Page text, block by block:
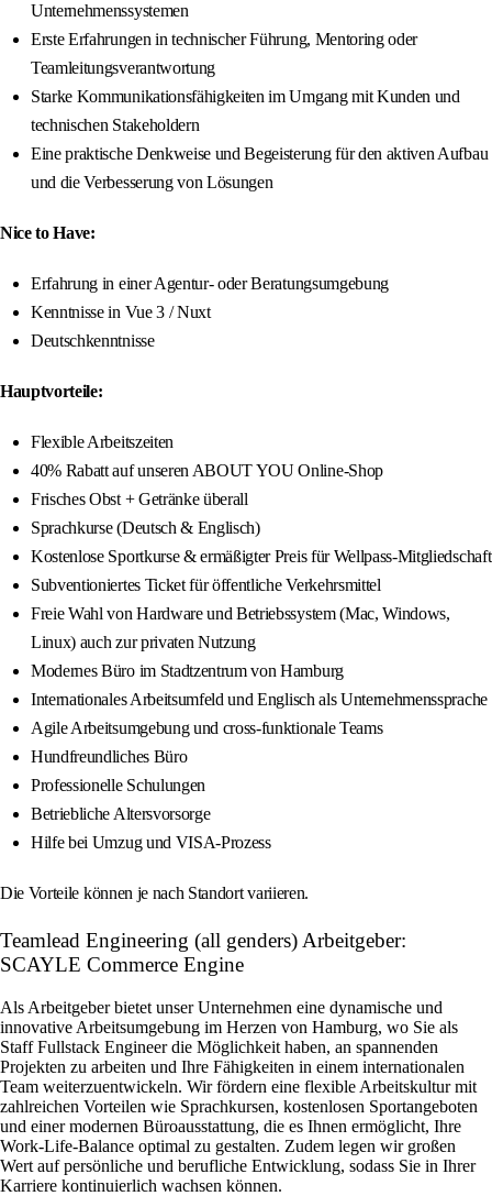
Unternehmenssystemen
Erste Erfahrungen in technischer Führung, Mentoring oder
Teamleitungsverantwortung
Starke Kommunikationsfähigkeiten im Umgang mit Kunden und
technischen Stakeholdern
Eine praktische Denkweise und Begeisterung für den aktiven Aufbau
und die Verbesserung von Lösungen
Nice to Have:
Erfahrung in einer Agentur- oder Beratungsumgebung
Kenntnisse in Vue 3 / Nuxt
Deutschkenntnisse
Hauptvorteile:
Flexible Arbeitszeiten
40% Rabatt auf unseren ABOUT YOU Online-Shop
Frisches Obst + Getränke überall
Sprachkurse (Deutsch & Englisch)
Kostenlose Sportkurse & ermäßigter Preis für Wellpass-Mitgliedschaft
Subventioniertes Ticket für öffentliche Verkehrsmittel
Freie Wahl von Hardware und Betriebssystem (Mac, Windows,
Linux) auch zur privaten Nutzung
Modernes Büro im Stadtzentrum von Hamburg
Internationales Arbeitsumfeld und Englisch als Unternehmenssprache
Agile Arbeitsumgebung und cross-funktionale Teams
Hundfreundliches Büro
Professionelle Schulungen
Betriebliche Altersvorsorge
Hilfe bei Umzug und VISA-Prozess
Die Vorteile können je nach Standort variieren.
Teamlead Engineering (all genders) Arbeitgeber:
SCAYLE Commerce Engine
Als Arbeitgeber bietet unser Unternehmen eine dynamische und
innovative Arbeitsumgebung im Herzen von Hamburg, wo Sie als
Staff Fullstack Engineer die Möglichkeit haben, an spannenden
Projekten zu arbeiten und Ihre Fähigkeiten in einem internationalen
Team weiterzuentwickeln. Wir fördern eine flexible Arbeitskultur mit
zahlreichen Vorteilen wie Sprachkursen, kostenlosen Sportangeboten
und einer modernen Büroausstattung, die es Ihnen ermöglicht, Ihre
Work-Life-Balance optimal zu gestalten. Zudem legen wir großen
Wert auf persönliche und berufliche Entwicklung, sodass Sie in Ihrer
Karriere kontinuierlich wachsen können.